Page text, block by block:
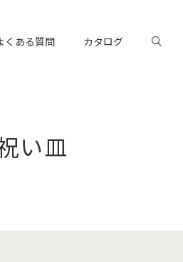
くある質問 カタログ
い皿